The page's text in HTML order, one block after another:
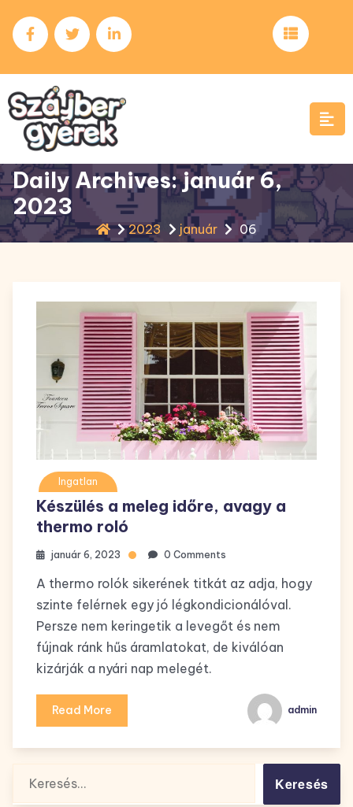
to
content
Daily Archives: január 6,
2023
2023 január 06
Ingatlan
Készülés a meleg időre, avagy a
thermo roló
január 6, 2023 0 Comments
A thermo rolók sikerének titkát az adja, hogy
szinte felérnek egy jó légkondicionálóval.
Persze nem keringetik a levegőt és nem
fújnak ránk hűs áramlatokat, de kiválóan
kizárják a nyári nap melegét.
Read More admin